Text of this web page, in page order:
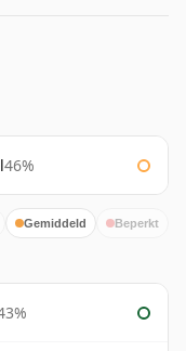
46%
Gemiddeld Beperkt